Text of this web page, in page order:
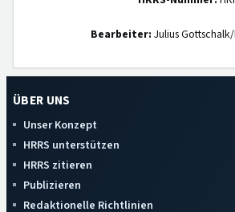
Bearbeiter: Julius
ÜBER UNS
Unser Konzept
HRRS unterstützen
HRRS zitieren
Publizieren
Redaktionelle Richtlinien